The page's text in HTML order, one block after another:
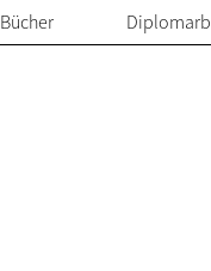
Bücher